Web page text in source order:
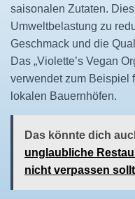
saisonalen Zutaten.
Umweltbelastung zu
Geschmack und die
Das „Violette’s Vegan
verwendet zum Beispiel
lokalen Bauernhöfen.
Das könnte dich
unglaubliche
nicht verpassen